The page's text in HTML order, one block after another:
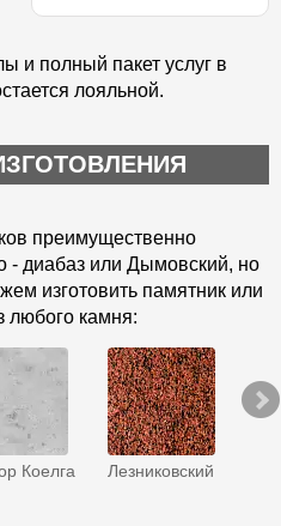
и полный пакет услуг в
лояльной.
преимущественно
- диабаз или Дымовский, но
изготовить памятник или
любого камня:
Коелга Лезниковский